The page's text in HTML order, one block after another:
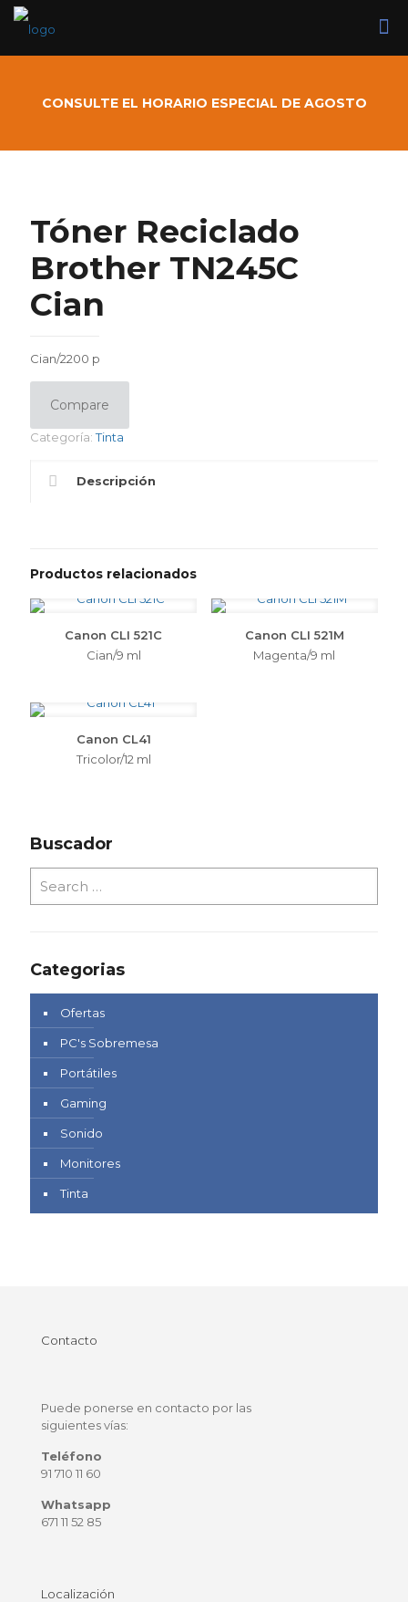
CONSULTE EL HORARIO ESPECIAL DE AGOSTO
Tóner Reciclado
Brother TN245C
Cian
Cian/2200 p
Compare
Categoría:Tinta
Descripción
Productos relacionados
Canon CLI 521C
Cian/9 ml
Canon CLI 521M
Magenta/9 ml
Canon CL41
Tricolor/12 ml
Buscador
Categorias
Ofertas
PC's Sobremesa
Portátiles
Gaming
Sonido
Monitores
Tinta
Contacto
Puede ponerse en contacto por las
siguientes vías:
Teléfono
91 710 11 60
Whatsapp
671 11 52 85
Localización